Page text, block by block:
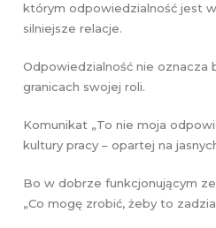
którym odpowiedzialność jest
silniejsze relacje.
Odpowiedzialność nie oznacza
granicach swojej roli.
Komunikat „To nie moja
kultury pracy – opartej na
Bo w dobrze funkcjonującym
„Co mogę zrobić, żeby to